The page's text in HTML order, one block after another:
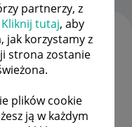
partnerzy, z
Kliknij tutaj, aby
jak korzystamy z
strona zostanie
plików cookie
ją w każdym
TEMATY